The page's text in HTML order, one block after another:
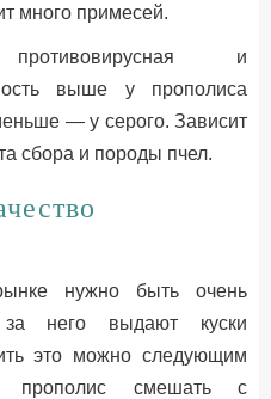
много примесей.
противовирусная и
выше у прополиса
— у серого. Зависит
сбора и породы пчел.
нужно быть очень
за него выдают куски
это можно следующим
прополис смешать с